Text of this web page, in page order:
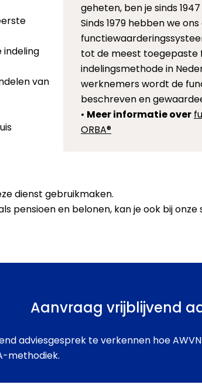
geheten, ben je sinds
Sinds 1979 hebben we
tot de meest toegepaste
indelingsmethode in
werknemers wordt de
beschreven en
• Meer informatie over
ORBA®
indeling
van
dienst gebruikmaken.
pensioen en belonen, kan je ook bij
Aanvraag vrijblijvend
adviesgesprek te verkennen hoe
methodiek.